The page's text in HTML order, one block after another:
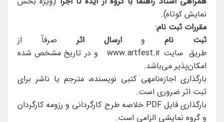
نمایش کوتاه).
مقررات ثبت نام:
ثبت ناموارسال اثر صرفاً از
طریق
سایت www.artfest.ir و در تاریخ مشخص شده
امکان‌پذیر می‌باشد.
بارگذاری اجازه‌نامه­ی کتبی نویسنده، مترجم یا ناشر برای
ثبت اثر ضروری است.
بارگذاری فایل PDF خلاصه طرح کارگردانی و رزومه کارگردان
و گروه نمایشی الزامی است.